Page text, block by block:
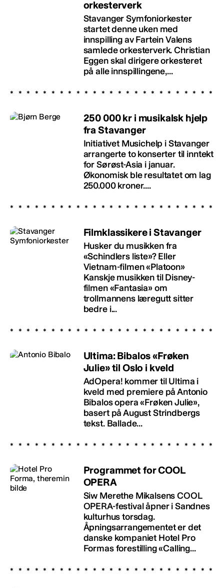
orkesterverk
Stavanger Symfoniorkester
startet denne uken med
innspilling av Fartein Valens
samlede orkesterverk. Christian
Eggen skal dirigere orkesteret
på alle innspillingene,...
250 000 kr i musikalsk hjelp
fra Stavanger
Initiativet Musichelp i Stavanger
arrangerte to konserter til inntekt
for Sørøst-Asia i januar.
Økonomisk ble resultatet om lag
250.000 kroner....
Filmklassikere i Stavanger
Husker du musikken fra
«Schindlers liste»? Eller
Vietnam-filmen «Platoon»
Kanskje musikken til Disney-
filmen «Fantasia» om
trollmannens læregutt sitter
bedre i...
Ultima: Bibalos «Frøken
Julie» til Oslo i kveld
AdOpera! kommer til Ultima i
kveld med premiere på Antonio
Bibalos opera «Frøken Julie»,
basert på August Strindbergs
tekst. Ballade...
Programmet for COOL
OPERA
Siw Merethe Mikalsens COOL
OPERA-festival åpner i Sandnes
kulturhus torsdag.
Åpningsarrangementet er det
danske kompaniet Hotel Pro
Formas forestilling «Calling...